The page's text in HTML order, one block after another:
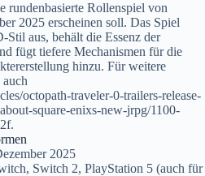
rundenbasierte Rollenspiel von
2025 erscheinen soll. Das Spiel
aus, behält die Essenz der
fügt tiefere Mechanismen für die
hinzu. Für weitere
octopath-traveler-0-trailers-release-
square-enixs-new-jrpg/1100-
2025
Switch 2, PlayStation 5 (auch für